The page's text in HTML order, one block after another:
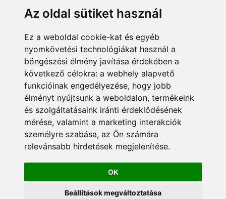
Az oldal sütiket használ
Ez a weboldal cookie-kat és egyéb
nyomkövetési technológiákat használ a
böngészési élmény javítása érdekében a
következő célokra: a webhely alapvető
funkcióinak engedélyezése, hogy jobb
élményt nyújtsunk a weboldalon, termékeink
és szolgáltatásaink iránti érdeklődésének
mérése, valamint a marketing interakciók
személyre szabása, az Ön számára
relevánsabb hirdetések megjelenítése.
OK
Beállítások megváltoztatása